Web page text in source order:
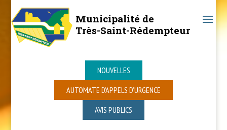
Municipalité de
Très-Saint-Rédempteur
NOUVELLES
AUTOMATE D’APPELS D’URGENCE
AVIS PUBLICS